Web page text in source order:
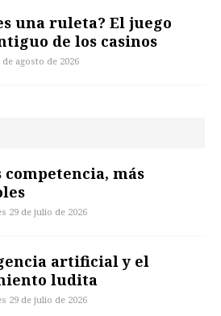
una ruleta? El juego
de los casinos
de agosto de 2026
competencia, más
29 de julio de 2026
artificial y el
ludita
29 de julio de 2026